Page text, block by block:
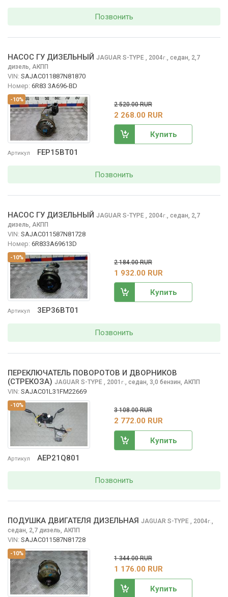
Позвонить
-10%
Артикул FEP15BT01
НАСОС ГУ ДИЗЕЛЬНЫЙ JAGUAR S-TYPE , 2004г., седан, 2,7
дизель, АКПП
VIN: SAJAC011887N81870
Номер: 6R83 3A696-BD
2 520.00 RUR
2 268.00 RUR
Купить
Позвонить
-10%
Артикул 3EP36BT01
НАСОС ГУ ДИЗЕЛЬНЫЙ JAGUAR S-TYPE , 2004г., седан, 2,7
дизель, АКПП
VIN: SAJAC011587N81728
Номер: 6R833A69613D
2 184.00 RUR
1 932.00 RUR
Купить
Позвонить
-10%
Артикул AEP21Q801
ПЕРЕКЛЮЧАТЕЛЬ ПОВОРОТОВ И ДВОРНИКОВ
(СТРЕКОЗА) JAGUAR S-TYPE , 2001 г., седан, 3,0 бензин, АКПП
VIN: SAJAC01L31FM22669
3 108.00 RUR
2 772.00 RUR
Купить
Позвонить
-10%
ПОДУШКА ДВИГАТЕЛЯ ДИЗЕЛЬНАЯ JAGUAR S-TYPE , 2004г.,
седан, 2,7 дизель, АКПП
VIN: SAJAC011587N81728
1 344.00 RUR
1 176.00 RUR
Купить